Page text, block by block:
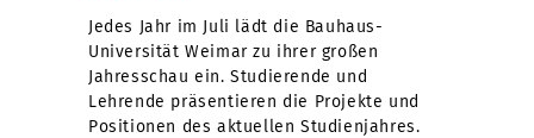
Jedes Jahr im Juli lädt die Bauhaus-
Universität Weimar zu ihrer großen
Jahresschau ein. Studierende und
Lehrende präsentieren die Projekte und
Positionen des aktuellen Studienjahres.